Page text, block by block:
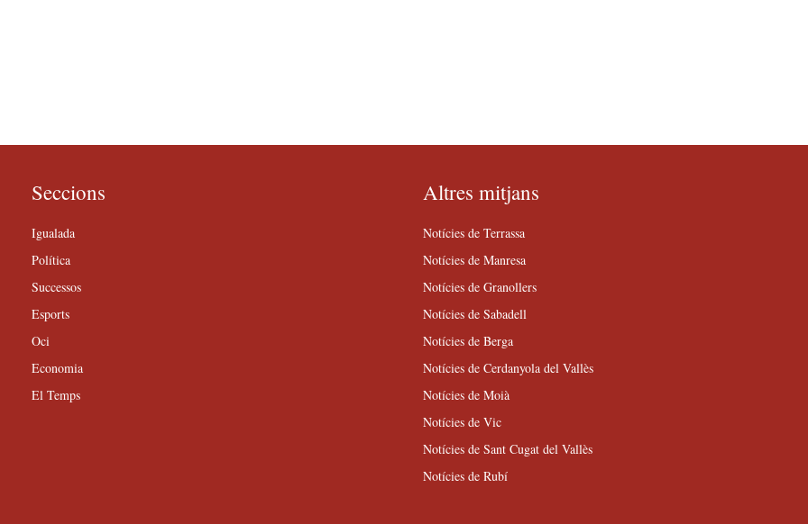
Seccions
Igualada
Política
Successos
Esports
Oci
Economia
El Temps
Altres mitjans
Notícies de Terrassa
Notícies de Manresa
Notícies de Granollers
Notícies de Sabadell
Notícies de Berga
Notícies de Cerdanyola del Vallès
Notícies de Moià
Notícies de Vic
Notícies de Sant Cugat del Vallès
Notícies de Rubí